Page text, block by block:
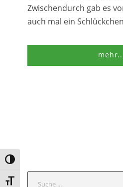
Umschalten auf hohe Kontraste
Schrift vergrößern
Zwischendurch gab es
auch mal ein